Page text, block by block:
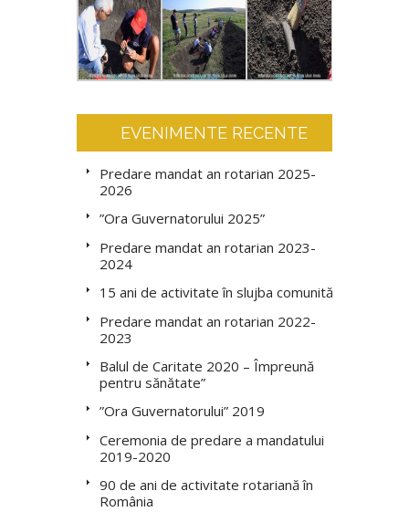
EVENIMENTE RECENTE
Predare mandat an rotarian 2025-
2026
”Ora Guvernatorului 2025”
Predare mandat an rotarian 2023-
2024
15 ani de activitate în slujba comunității
Predare mandat an rotarian 2022-
2023
Balul de Caritate 2020 – Împreună
pentru sănătate”
”Ora Guvernatorului” 2019
Ceremonia de predare a mandatului
2019-2020
90 de ani de activitate rotariană în
România